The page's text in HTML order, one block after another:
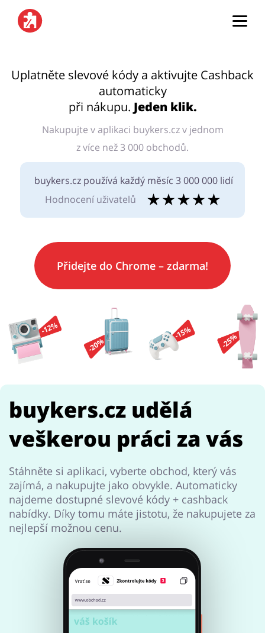
Knihy, filmy, hry a hudba
Finance a pojištění Počítače foto a elektronika
Auto Oblečení, obuv a doplňky
Dárky a gadgety Sport a hobby
Domácnost a spotřebiče Turistika a cestování
Top100
Obchody
Přihlásit se
Registrovat
Uplatněte slevové kódy a aktivujte Cashback
automaticky
při nákupu. Jeden klik.
Nakupujte v aplikaci buykers.cz v jednom
z více než 3 000 obchodů.
buykers.cz používá každý měsíc 3 000 000 lidí
Hodnocení uživatelů
Přidejte do Chrome – zdarma!
buykers.cz udělá
veškerou práci za vás
Stáhněte si aplikaci, vyberte obchod, který vás
zajímá, a nakupujte jako obvykle. Automaticky
najdeme dostupné slevové kódy + cashback
nabídky. Díky tomu máte jistotu, že nakupujete za
nejlepší možnou cenu.